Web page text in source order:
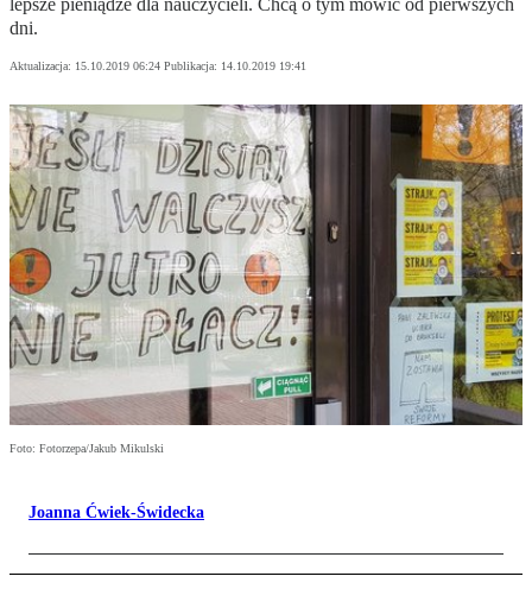
lepsze pieniądze dla nauczycieli. Chcą o tym mówić od pierwszych
dni.
Aktualizacja: 15.10.2019 06:24 Publikacja: 14.10.2019 19:41
Foto: Fotorzepa/Jakub Mikulski
Joanna Ćwiek-Świdecka